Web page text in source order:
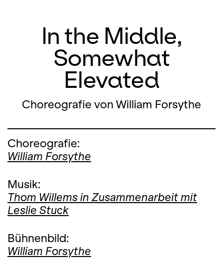
In the Middle,
Somewhat
Elevated
Choreografie von William Forsythe
Choreografie:
William Forsythe
Musik:
Thom Willems in Zusammenarbeit mit
Leslie Stuck
Bühnenbild:
William Forsythe